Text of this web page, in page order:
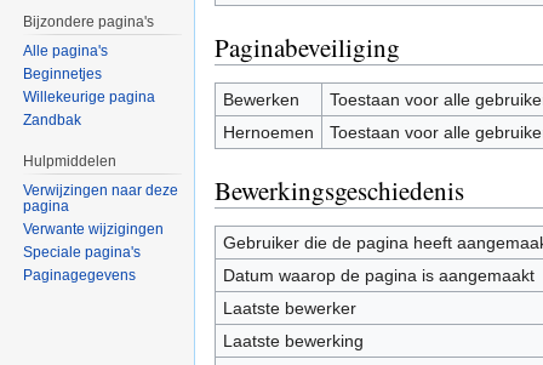
Paginabeveiliging
Bewerken
Toestaan voor alle
Hernoemen
Toestaan voor alle
Bewerkingsgeschiedenis
Gebruiker die de pagina heeft
Datum waarop de pagina is aangemaakt
Laatste bewerker
Laatste bewerking
Bijzondere pagina's
Alle pagina's
Beginnetjes
Willekeurige pagina
Zandbak
Hulpmiddelen
Verwijzingen naar deze
pagina
Verwante wijzigingen
Speciale pagina's
Paginagegevens